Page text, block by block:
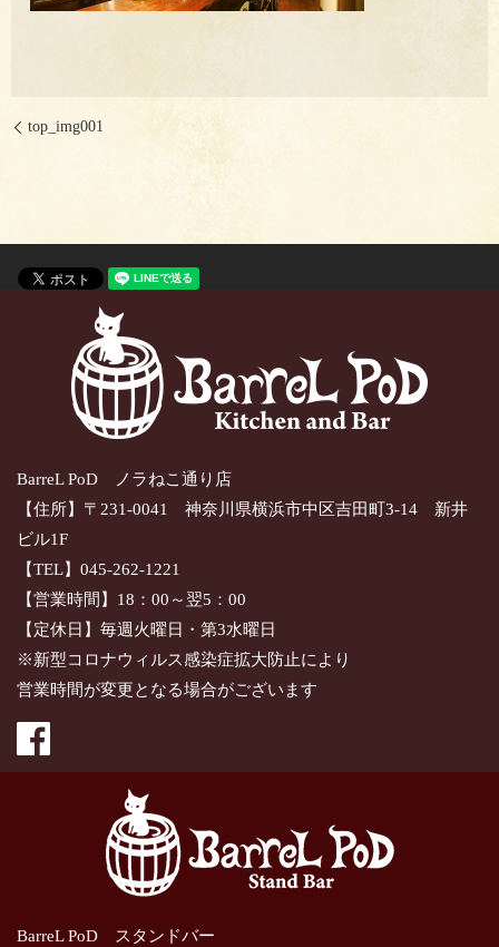
top_img001
BarreL PoD ノラねこ通り店
【住所】〒231-0041 神奈川県横浜市中区吉田町3-14 新井
ビル1F
【TEL】045-262-1221
【営業時間】18：00～翌5：00
【定休日】毎週火曜日・第3水曜日
※新型コロナウィルス感染症拡大防止により
営業時間が変更となる場合がございます
BarreL PoD スタンドバー